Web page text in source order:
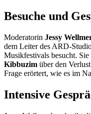
Besuche und
Moderatorin Jessy
dem Leiter des ARD-
Musikfestivals besucht.
Kibbuzim über den
Frage erörtert, wie es im
Intensive